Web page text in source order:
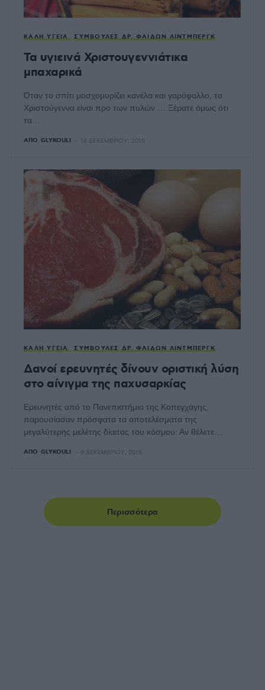
ΚΑΛΉ ΥΓΕΊΑ ΣΥΜΒΟΥΛΈΣ ΔΡ. ΦΑΊΔΩΝ ΛΊΝΤΜΠΕΡΓΚ
Τα υγιεινά Χριστουγεννιάτικα
μπαχαρικά
Όταν το σπίτι μοσχομυρίζει κανέλα και γαρύφαλλο, τα
Χριστούγεννα είναι προ των πυλών … Ξέρατε όμως ότι
τα…
ΑΠΌ GLYKOULI 16 ΔΕΚΕΜΒΡΊΟΥ, 2015
ΚΑΛΉ ΥΓΕΊΑ ΣΥΜΒΟΥΛΈΣ ΔΡ. ΦΑΊΔΩΝ ΛΊΝΤΜΠΕΡΓΚ
Δανοί ερευνητές δίνουν οριστική λύση
στο αίνιγμα της παχυσαρκίας
Ερευνητές από το Πανεπιστήμιο της Κοπεγχάγης,
παρουσίασαν πρόσφατα τα αποτελέσματα της
μεγαλύτερης μελέτης δίαιτας του κόσμου: Αν θέλετε…
ΑΠΌ GLYKOULI 9 ΔΕΚΕΜΒΡΊΟΥ, 2015
Περισσότερα